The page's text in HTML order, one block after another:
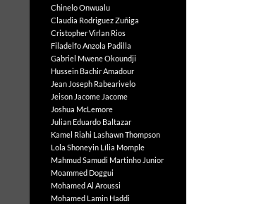
Chinelo Onwualu
Claudia Rodriguez Zuñiga
Cristopher Virlan Rios
Filadelfo Anzola Padilla
Gabriel Mwene Okoundji
Hussein Bachir Amadour
Jean Joseph Rabearivelo
Jeison Jacome Jacome
Joshua McLemore
Julian Eduardo Baltazar
Kamel Riahi Lashawn Thompson
Lola Shoneyin Lília Momple
Mahmud Samudi Martinho Junior
Moammed Doggui
Mohamed Al Aroussi
Mohamed Lamin Haddi